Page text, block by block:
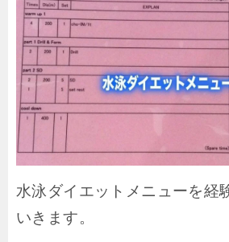
水泳ダイエットメニューを経
いきます。